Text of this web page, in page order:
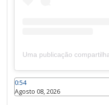
0:54
Agosto 08, 2026